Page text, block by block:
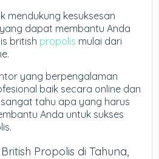
mendukung kesuksesan
dapat membantu Anda
british propolis mulai dari
yang berpengalaman
baik secara online dan
tahu apa yang harus
Anda untuk sukses
Propolis di Tahuna,